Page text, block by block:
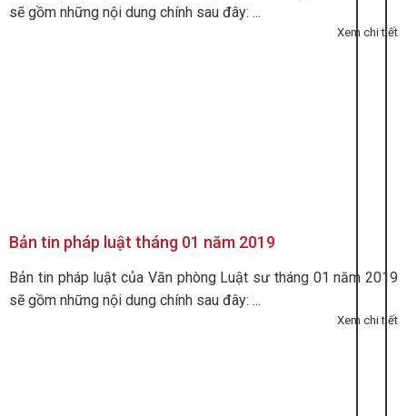
sẽ gồm những nội dung chính sau đây: ...
Xem chi tiết
Bản tin pháp luật tháng 01 năm 2019
Bản tin pháp luật của Văn phòng Luật sư tháng 01 năm 2019
sẽ gồm những nội dung chính sau đây: ...
Xem chi tiết